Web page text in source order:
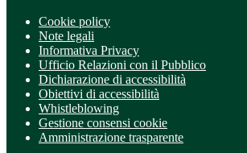
Cookie policy
Note legali
Informativa Privacy
Ufficio Relazioni con il Pubblico
Dichiarazione di accessibilità
Obiettivi di accessibilità
Whistleblowing
Gestione consensi cookie
Amministrazione trasparente